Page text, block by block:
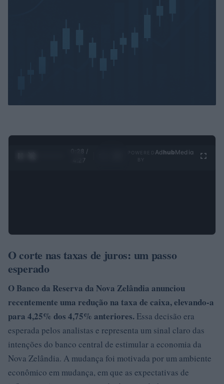
0:29 /
4:27
Ad hubMedia
O corte nas taxas de juros: um passo
esperado
O Banco da Reserva da Nova Zelândia anunciou
recentemente uma redução na taxa de caixa, elevando-a
para 4,25% dos 4,75% anteriores. Essa decisão era
esperada pelos analistas e representa um sinal claro das
intenções do banco central de estimular a economia da
Nova Zelândia. A mudança foi motivada por um ambiente
econômico em mudança, em que as expectativas de